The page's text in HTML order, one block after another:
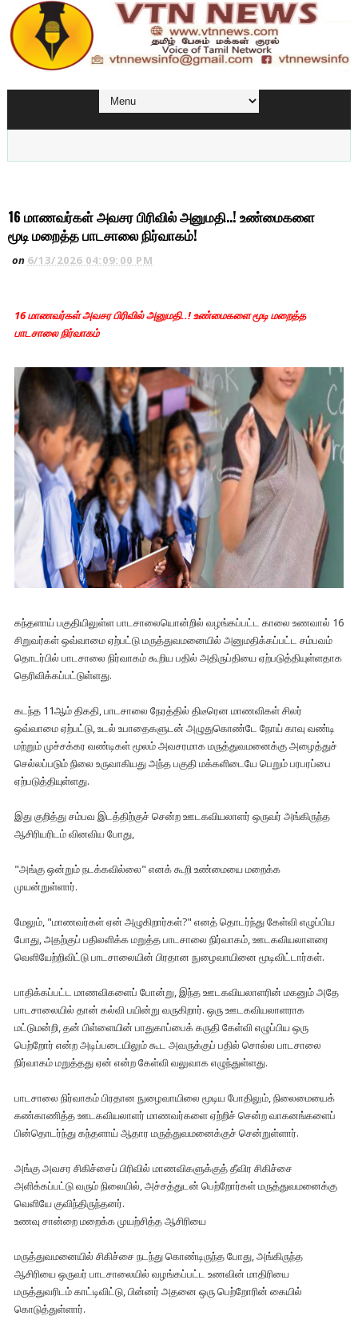
16 மாணவர்கள் அவசர பிரிவில் அனுமதி..! உண்மைகளை
மூடி மறைத்த பாடசாலை நிர்வாகம்!
on 6/13/2026 04:09:00 PM
16 மாணவர்கள் அவசர பிரிவில் அனுமதி..! உண்மைகளை மூடி மறைத்த
பாடசாலை நிர்வாகம்
கந்தளாய் பகுதியிலுள்ள பாடசாலையொன்றில் வழங்கப்பட்ட காலை உணவால் 16
சிறுவர்கள் ஒவ்வாமை ஏற்பட்டு மருத்துவமனையில் அனுமதிக்கப்பட்ட சம்பவம்
தொடர்பில் பாடசாலை நிர்வாகம் கூறிய பதில் அதிருப்தியை ஏற்படுத்தியுள்ளதாக
தெரிவிக்கப்பட்டுள்ளது.
கடந்த 11ஆம் திகதி, பாடசாலை நேரத்தில் திடீரென மாணவிகள் சிலர்
ஒவ்வாமை ஏற்பட்டு, உடல் உபாதைகளுடன் அழுதுகொண்டே நோய் காவு வண்டி
மற்றும் முச்சக்கர வண்டிகள் மூலம் அவசரமாக மருத்துவமனைக்கு அழைத்துச்
செல்லப்படும் நிலை உருவாகியது அந்த பகுதி மக்களிடையே பெறும் பரபரப்பை
ஏற்படுத்தியுள்ளது.
இது குறித்து சம்பவ இடத்திற்குச் சென்ற ஊடகவியலாளர் ஒருவர் அங்கிருந்த
ஆசிரியரிடம் வினவிய போது,
"அங்கு ஒன்றும் நடக்கவில்லை" எனக் கூறி உண்மையை மறைக்க
முயன்றுள்ளார்.
மேலும், "மாணவர்கள் ஏன் அழுகிறார்கள்?" எனத் தொடர்ந்து கேள்வி எழுப்பிய
போது, அதற்குப் பதிலளிக்க மறுத்த பாடசாலை நிர்வாகம், ஊடகவியலாளரை
வெளியேற்றிவிட்டு பாடசாலையின் பிரதான நுழைவாயினை மூடிவிட்டார்கள்.
பாதிக்கப்பட்ட மாணவிகளைப் போன்று, இந்த ஊடகவியலாளரின் மகனும் அதே
பாடசாலையில் தான் கல்வி பயின்று வருகிறார். ஒரு ஊடகவியலாளராக
மட்டுமன்றி, தன் பிள்ளையின் பாதுகாப்பைக் கருதி கேள்வி எழுப்பிய ஒரு
பெற்றோர் என்ற அடிப்படையிலும் கூட அவருக்குப் பதில் சொல்ல பாடசாலை
நிர்வாகம் மறுத்தது ஏன் என்ற கேள்வி வலுவாக எழுந்துள்ளது.
பாடசாலை நிர்வாகம் பிரதான நுழைவாயிலை மூடிய போதிலும், நிலைமையைக்
கண்காணித்த ஊடகவியலாளர் மாணவர்களை ஏற்றிச் சென்ற வாகனங்களைப்
பின்தொடர்ந்து கந்தளாய் ஆதார மருத்துவமனைக்குச் சென்றுள்ளார்.
அங்கு அவசர சிகிச்சைப் பிரிவில் மாணவிகளுக்குத் தீவிர சிகிச்சை
அளிக்கப்பட்டு வரும் நிலையில், அச்சத்துடன் பெற்றோர்கள் மருத்துவமனைக்கு
வெளியே குவிந்திருந்தனர்.
உணவு சான்றை மறைக்க முயற்சித்த ஆசிரியை
மருத்துவமனையில் சிகிச்சை நடந்து கொண்டிருந்த போது, அங்கிருந்த
ஆசிரியை ஒருவர் பாடசாலையில் வழங்கப்பட்ட உணவின் மாதிரியை
மருத்துவரிடம் காட்டிவிட்டு, பின்னர் அதனை ஒரு பெற்றோரின் கையில்
கொடுத்துள்ளார்.